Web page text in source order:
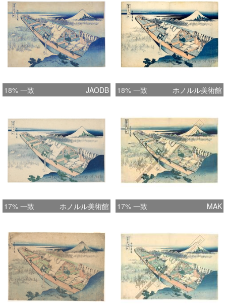
18% 一致 JAODB 18% 一致 ホノルル美術館
17% 一致 ホノルル美術館 17% 一致 MAK